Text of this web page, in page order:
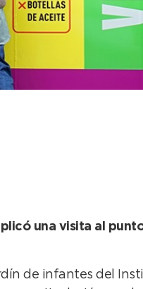
una visita al
de infantes del